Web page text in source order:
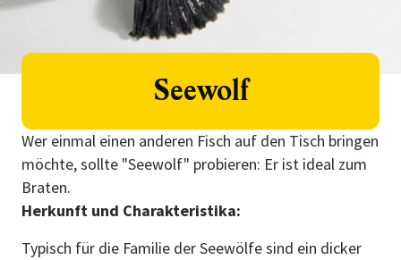
Seewolf
Wer einmal einen anderen Fisch auf den Tisch bringen
möchte, sollte "Seewolf" probieren: Er ist ideal zum
Braten.
Herkunft und Charakteristika:
Typisch für die Familie der Seewölfe sind ein dicker